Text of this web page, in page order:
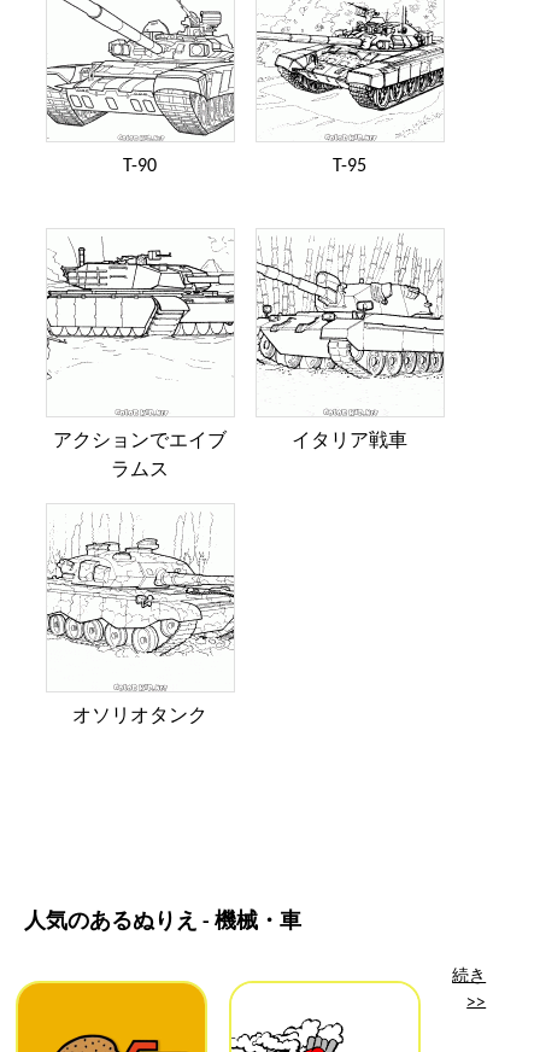
T-90 T-95
アクションでエイブ
ラムス
イタリア戦車
オソリオタンク
人気のあるぬりえ - 機械・車
続き
>>